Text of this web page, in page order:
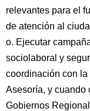
relevantes para el
de atención al
o. Ejecutar
sociolaboral y
coordinación con
Asesoría, y cuando
Gobiernos